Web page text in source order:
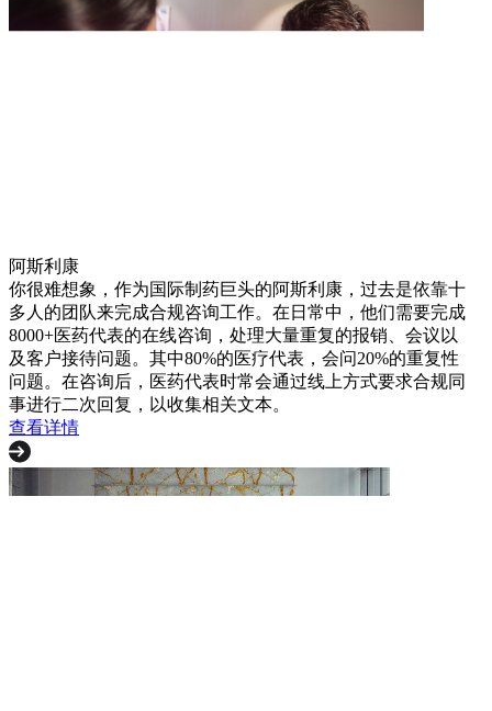
阿斯利康
你很难想象，作为国际制药巨头的阿斯利康，过去是依靠十
多人的团队来完成合规咨询工作。在日常中，他们需要完成
8000+医药代表的在线咨询，处理大量重复的报销、会议以
及客户接待问题。其中80%的医疗代表，会问20%的重复性
问题。在咨询后，医药代表时常会通过线上方式要求合规同
事进行二次回复，以收集相关文本。
查看详情